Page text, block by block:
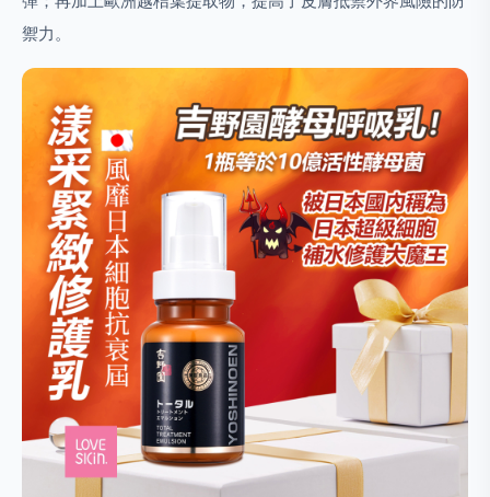
禦力。